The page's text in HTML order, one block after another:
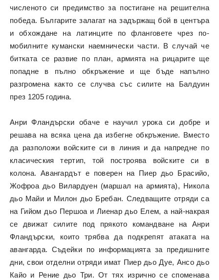
численото си предимство за постигане на решителна
победа. Българите залагат на задържащ бой в центъра
и обхождане на латинците по фланговете чрез по-
мобилните кумански наемнически части. В случай че
битката се развие по план, армията на рицарите ще
попадне в пълно обкръжение и ще бъде напълно
разгромена както се случва със силите на Балдуин
през 1205 година.
Анри Фландърски обаче е научил урока си добре и
решава на всяка цена да избегне обкръжение. Вместо
да разположи войските си в линия и да напредне по
класическия тертип, той построява войските си в
колона. Авангардът е поверен на Пиер дьо Брасийо,
Жофроа дьо Вилардуен (маршал на армията), Никола
дьо Майи и Милон дьо Бребан. Следващите отряди са
на Гийом дьо Першоа и Лиенар дьо Елем, а най-накрая
се движат силите под прякото командване на Анри
Фландърски, които трябва да подкрепят атаката на
авангарда. Съдейки по информацията за предишните
дни, свои отделни отряди имат Пиер дьо Дуе, Ансо дьо
Кайо и Рение дьо Три. От тях изрично се споменава